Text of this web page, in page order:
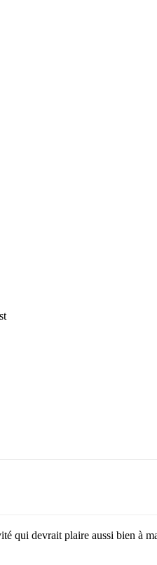
devrait plaire aussi bien à